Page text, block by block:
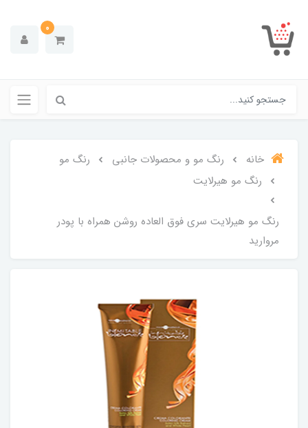
0
خانه رنگ مو و محصولات جانبی
رنگ مو
رنگ مو هیرلایت
رنگ مو هیرلایت سری فوق العاده روشن همراه با پودر
مروارید